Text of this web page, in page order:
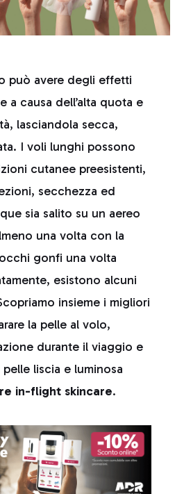
può avere degli effetti
a causa dell’alta quota e
lasciandola secca,
I voli lunghi possono
cutanee preesistenti,
secchezza ed
sia salito su un aereo
una volta con la
gonfi una volta
esistono alcuni
insieme i migliori
la pelle al volo,
durante il viaggio e
liscia e luminosa
in-flight skincare.